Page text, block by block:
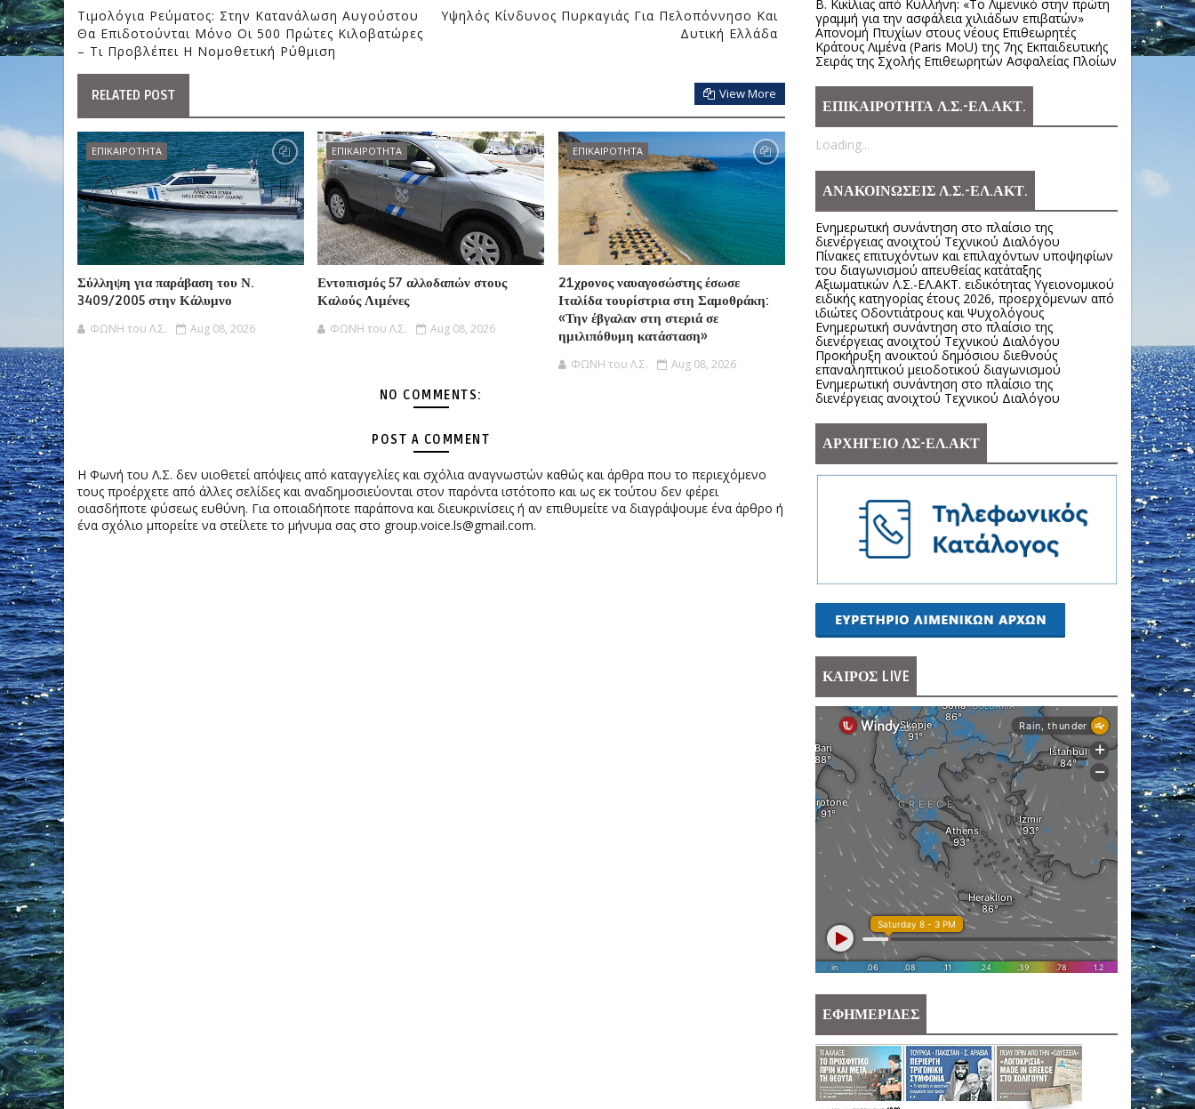
Τιμολόγια Ρεύματος: Στην Κατανάλωση Αυγούστου
Θα Επιδοτούνται Μόνο Οι 500 Πρώτες Κιλοβατώρες
– Τι Προβλέπει Η Νομοθετική Ρύθμιση
Υψηλός Κίνδυνος Πυρκαγιάς Για Πελοπόννησο Και
Δυτική Ελλάδα
RELATED POST View More
ΕΠΙΚΑΙΡΟΤΗΤΑ
Σύλληψη για παράβαση του Ν.
3409/2005 στην Κάλυμνο
ΦΩΝΗ του Λ.Σ. Aug 08, 2026
ΕΠΙΚΑΙΡΟΤΗΤΑ
Εντοπισμός 57 αλλοδαπών στους
Καλούς Λιμένες
ΦΩΝΗ του Λ.Σ. Aug 08, 2026
ΕΠΙΚΑΙΡΟΤΗΤΑ
21χρονος ναυαγοσώστης έσωσε
Ιταλίδα τουρίστρια στη Σαμοθράκη:
«Την έβγαλαν στη στεριά σε
ημιλιπόθυμη κατάσταση»
ΦΩΝΗ του Λ.Σ. Aug 08, 2026
NO COMMENTS:
POST A COMMENT
Η Φωνή του Λ.Σ. δεν υιοθετεί απόψεις από καταγγελίες και σχόλια αναγνωστών καθώς και άρθρα που το περιεχόμενο
τους προέρχετε από άλλες σελίδες και αναδημοσιεύονται στον παρόντα ιστότοπο και ως εκ τούτου δεν φέρει
οιασδήποτε φύσεως ευθύνη. Για οποιαδήποτε παράπονα και διευκρινίσεις ή αν επιθυμείτε να διαγράψουμε ένα άρθρο ή
ένα σχόλιο μπορείτε να στείλετε το μήνυμα σας στο group.voice.ls@gmail.com.
Β. Κικίλιας από Κυλλήνη: «Το Λιμενικό στην πρώτη
γραμμή για την ασφάλεια χιλιάδων επιβατών»
Απονομή Πτυχίων στους νέους Επιθεωρητές
Κράτους Λιμένα (Paris MoU) της 7ης Εκπαιδευτικής
Σειράς της Σχολής Επιθεωρητών Ασφαλείας Πλοίων
ΕΠΙΚΑΙΡΟΤΗΤΑ Λ.Σ.-ΕΛ.ΑΚΤ.
Loading...
ΑΝΑΚΟΙΝΩΣΕΙΣ Λ.Σ.-ΕΛ.ΑΚΤ.
Ενημερωτική συνάντηση στο πλαίσιο της
διενέργειας ανοιχτού Τεχνικού Διαλόγου
Πίνακες επιτυχόντων και επιλαχόντων υποψηφίων
του διαγωνισμού απευθείας κατάταξης
Αξιωματικών Λ.Σ.-ΕΛ.ΑΚΤ. ειδικότητας Υγειονομικού
ειδικής κατηγορίας έτους 2026, προερχόμενων από
ιδιώτες Οδοντιάτρους και Ψυχολόγους
Ενημερωτική συνάντηση στο πλαίσιο της
διενέργειας ανοιχτού Τεχνικού Διαλόγου
Προκήρυξη ανοικτού δημόσιου διεθνούς
επαναληπτικού μειοδοτικού διαγωνισμού
Ενημερωτική συνάντηση στο πλαίσιο της
διενέργειας ανοιχτού Τεχνικού Διαλόγου
ΑΡΧΗΓΕΙΟ ΛΣ-ΕΛ.ΑΚΤ
ΚΑΙΡΟΣ LIVE
ΕΦΗΜΕΡΙΔΕΣ